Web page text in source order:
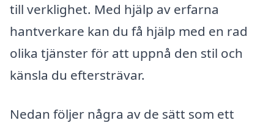
till verklighet. Med hjälp av erfarna
hantverkare kan du få hjälp med en rad
olika tjänster för att uppnå den stil och
känsla du eftersträvar.
Nedan följer några av de sätt som ett